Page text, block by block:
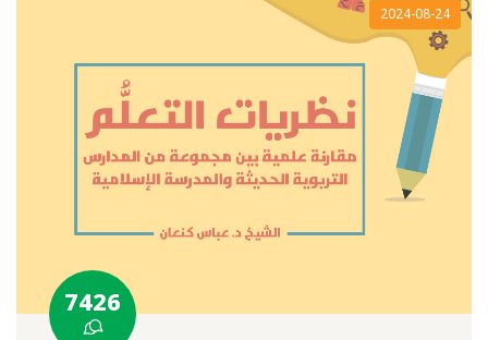
2024-08-24
7426